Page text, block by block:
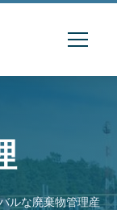
ルな廃棄物管理産